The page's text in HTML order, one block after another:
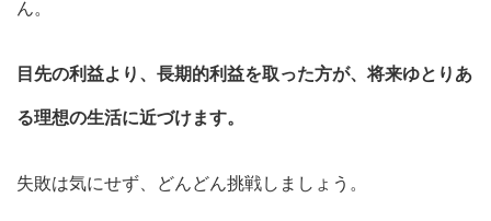
ん。
目先の利益より、長期的利益を取った方が、将来ゆとりあ
る理想の生活に近づけます。
失敗は気にせず、どんどん挑戦しましょう。